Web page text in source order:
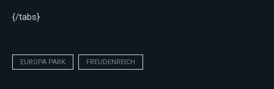
{/tabs}
EUROPA PARK FREUDENREICH